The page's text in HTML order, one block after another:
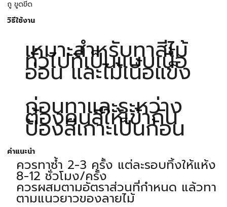
ถู ขูดขีด
วิธีใช้งาน
เหมาะสำหรับทาสีไม้
ทั่วไปที่เป็นแบบเนื้อ
อ่อน และไม้เนื้อแข็ง
ก่อนทาและระหว่าง
ต้องคนสีให้เข้ากัน
ป้องสีเกาะเป็นก้อน
คำแนะนำ
ควรทาซ้ำ 2-3 ครั้ง แต่ละรอบทิ้งให้แห้ง
8-12 ชั่วโมง/ครั้ง
ควรผสมตามอัตราส่วนที่กำหนด แล้วทา
ตามแนวยาวของลายไม้